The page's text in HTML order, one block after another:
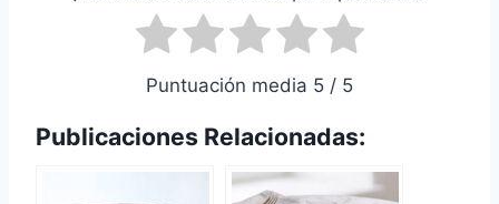
Puntuación media 5 / 5
Publicaciones Relacionadas: